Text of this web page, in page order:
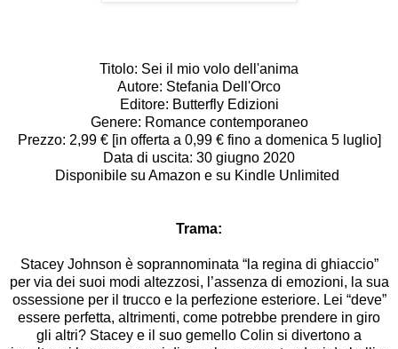
Titolo: Sei il mio volo dell'anima
Autore: Stefania Dell'Orco
Editore: Butterfly Edizioni
Genere: Romance contemporaneo
Prezzo: 2,99 € [in offerta a 0,99 € fino a domenica 5 luglio]
Data di uscita: 30 giugno 2020
Disponibile su Amazon e su Kindle Unlimited
Trama:
Stacey Johnson è soprannominata “la regina di ghiaccio”
per via dei suoi modi altezzosi, l’assenza di emozioni, la sua
ossessione per il trucco e la perfezione esteriore. Lei “deve”
essere perfetta, altrimenti, come potrebbe prendere in giro
gli altri? Stacey e il suo gemello Colin si divertono a